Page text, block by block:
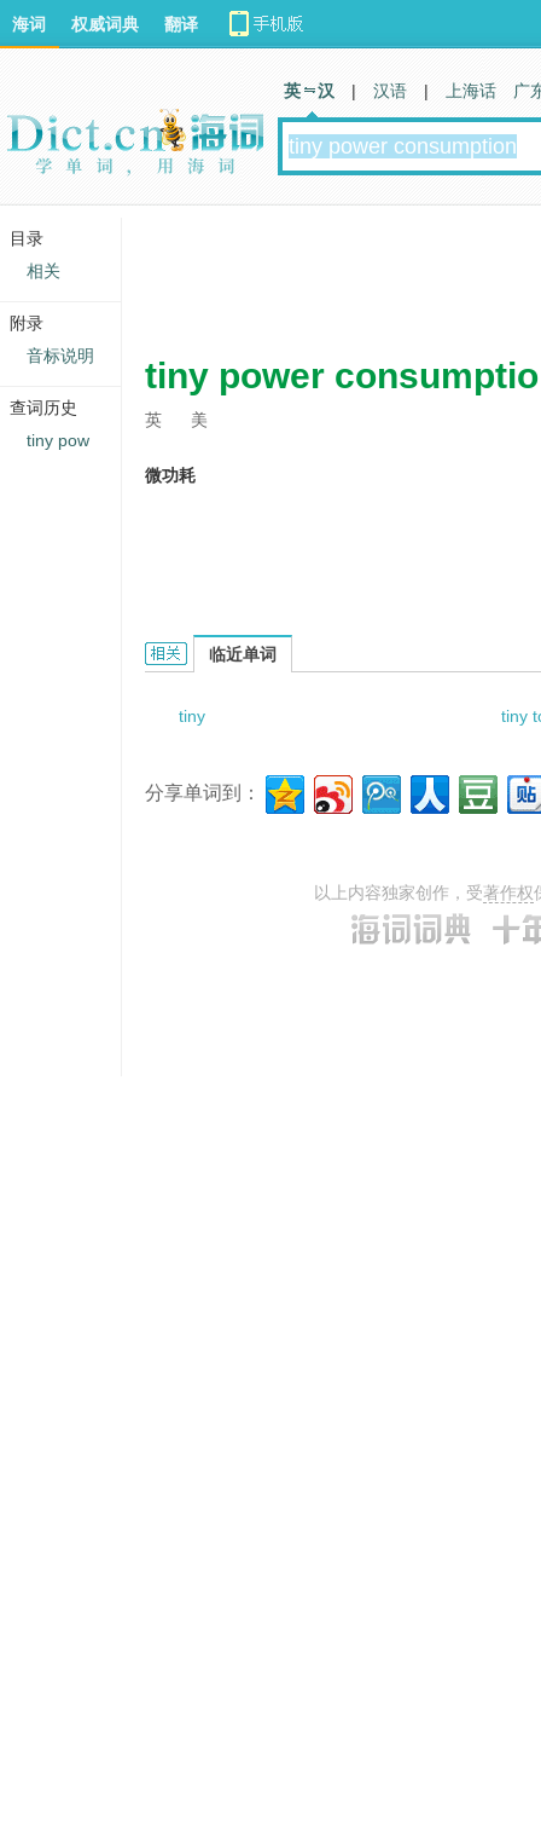
tiny power
英 美
微功耗
tiny power consumption的相关资料：
临近单词
tiny tiny
分享单词到：
以上内容独家创作，受著作权
海词 权威词典 翻译
英 汉 | 汉语 | 上海话 广
目录
相关
附录
音标说明
查词历史
tiny pow